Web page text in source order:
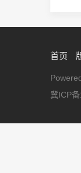
首页
冀ICP